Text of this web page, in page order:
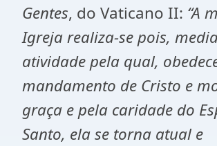
Gentes, do Vaticano II: “A
Igreja realiza-se pois,
atividade pela qual,
mandamento de Cristo e
graça e pela caridade do
Santo, ela se torna atual e